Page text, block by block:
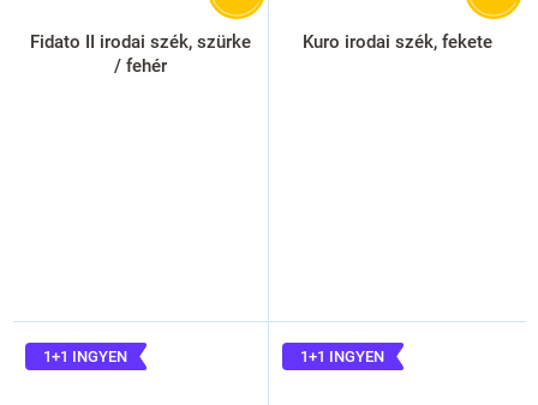
Fidato II irodai szék, szürke
/ fehér
Kuro irodai szék, fekete
1+1 INGYEN 1+1 INGYEN